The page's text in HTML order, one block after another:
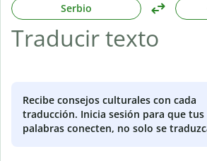
Serbio
Recibe consejos culturales con cada
traducción. Inicia sesión para que tus
palabras conecten, no solo se